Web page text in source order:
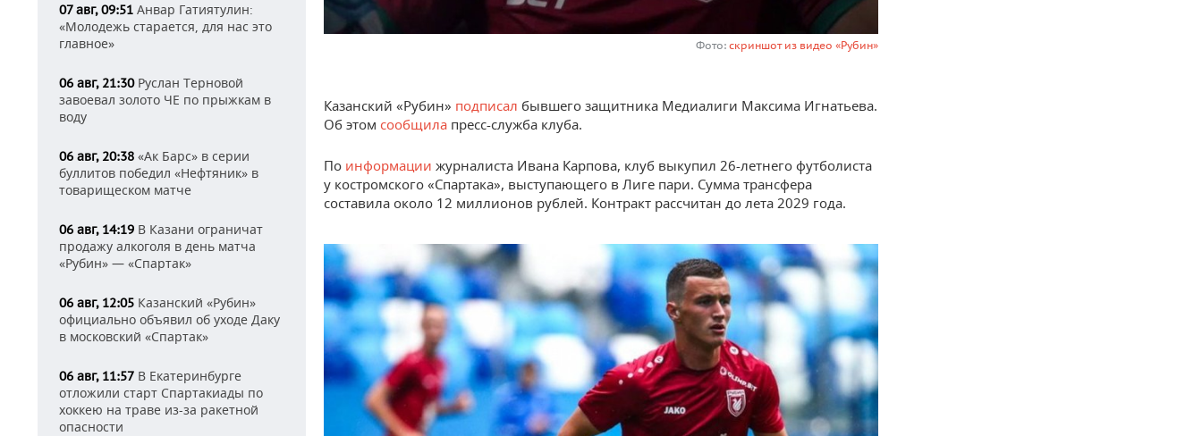
07 авг, 09:51 Анвар Гатиятулин:
«Молодежь старается, для нас это
главное»
06 авг, 21:30Руслан Терновой
завоевал золото ЧЕ по прыжкам в
воду
06 авг, 20:38 «Ак Барс» в серии
буллитов победил «Нефтяник» в
товарищеском матче
06 авг, 14:19 В Казани ограничат
продажу алкоголя в день матча
«Рубин» — «Спартак»
06 авг, 12:05 Казанский «Рубин»
официально объявил об уходе Даку
в московский «Спартак»
06 авг, 11:57 В Екатеринбурге
отложили старт Спартакиады по
хоккею на траве из-за ракетной
опасности
Фото: скриншот из видео «Рубин»
Казанский «Рубин» подписал бывшего защитника Медиалиги Максима Игнатьева.
Об этом сообщила пресс-служба клуба.
По информации журналиста Ивана Карпова, клуб выкупил 26-летнего футболиста
у костромского «Спартака», выступающего в Лиге пари. Сумма трансфера
составила около 12 миллионов рублей. Контракт рассчитан до лета 2029 года.